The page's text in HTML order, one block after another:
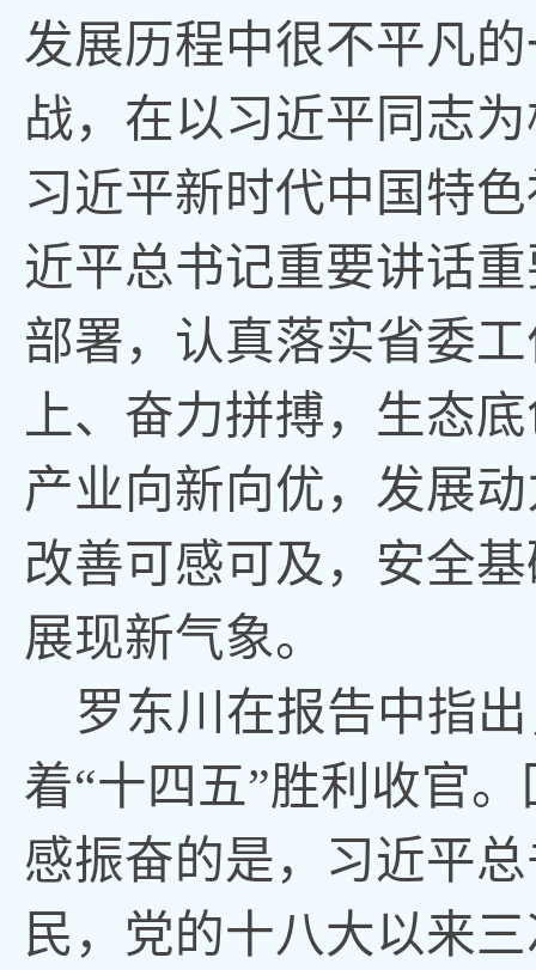
发展历程中很不平凡
战， 在以习近平同志
习近平新时代中国特
近平总书记重要讲话
部署，认真落实省委
上、奋力拼搏， 生态
产业向新向优，发展
改善可感可及 ， 安全
展现新气象。
罗东川在报告中指出
着“十四五”胜利收官
感振奋的是，习近平
民 ， 党的十八大以来